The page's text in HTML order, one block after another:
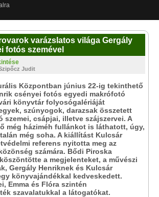
varázslatos világa Gergály
fotós szemével
Judit
Központban június 22-ig tekinthető
csényei fotós egyedi makrófotó
könyvtár folyosógalériáját
szúnyogok, darazsak összetett
szemei, csápjai, illetve szájszervei. A
még háziméh fullánkot is láthatott, úgy,
még soha. A kiállítást Kulcsár
referens nyitotta meg az
számára. Bődi Piroska
a megjelenteket, a művészi
Gergály Henriknek és Kulcsár
könyvajándékkal kedveskedett.
Emma és Flóra szintén
szavalatukkal a látogatókat.